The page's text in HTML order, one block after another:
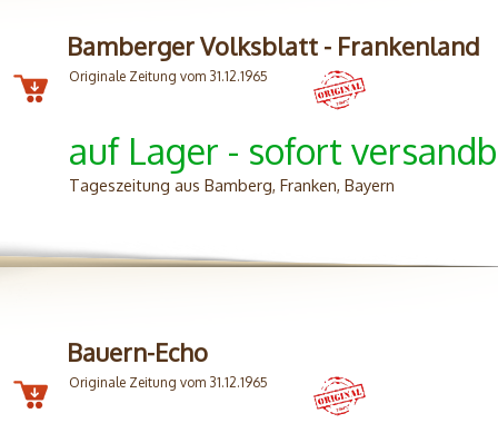
Bamberger Volksblatt - Frankenland
Originale Zeitung vom 31.12.1965
auf Lager - sofort
Tageszeitung aus Bamberg, Franken, Bayern
Bauern-Echo
Originale Zeitung vom 31.12.1965